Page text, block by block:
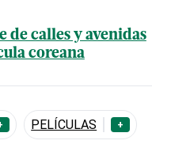
calles y avenidas
coreana
PELÍCULAS +